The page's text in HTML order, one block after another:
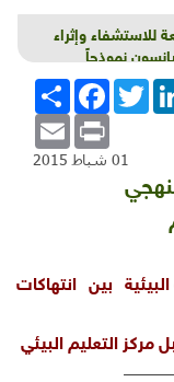
للاستشفاء وإثراء
نموذجاً
انشر
FacebookTwitter
Email Print
01 شباط 2015
البيئية بين انتهاكات